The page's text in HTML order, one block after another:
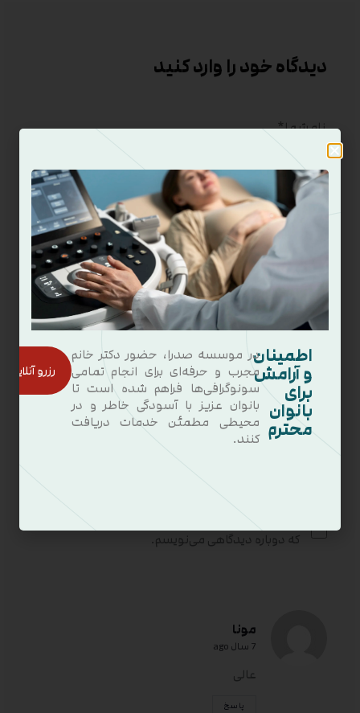
دیدگاه خود را وارد کنید
که دوباره دیدگاهی می‌نویسم.
مونا
7 سال ago
عالى
پاسخ
اطمینان
و آرامش
برای
بانوان
محترم
در موسسه صدرا، حضور دکتر خانم
مجرب و حرفه‌ای برای انجام تمامی
سونوگرافی‌ها فراهم شده است تا
بانوان عزیز با آسودگی خاطر و در
محیطی مطمئن خدمات دریافت
کنند.
رزرو آنلاین